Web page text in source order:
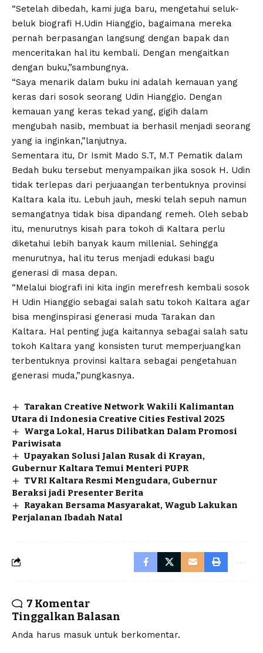
“Setelah dibedah, kami juga baru, mengetahui seluk-
beluk biografi H.Udin Hianggio, bagaimana mereka
pernah berpasangan langsung dengan bapak dan
menceritakan hal itu kembali. Dengan mengaitkan
dengan buku,”sambungnya.
“Saya menarik dalam buku ini adalah kemauan yang
keras dari sosok seorang Udin Hianggio. Dengan
kemauan yang keras tekad yang, gigih dalam
mengubah nasib, membuat ia berhasil menjadi seorang
yang ia inginkan,”lanjutnya.
Sementara itu, Dr Ismit Mado S.T, M.T Pematik dalam
Bedah buku tersebut menyampaikan jika sosok H. Udin
tidak terlepas dari perjuaangan terbentuknya provinsi
Kaltara kala itu. Lebuh jauh, meski telah sepuh namun
semangatnya tidak bisa dipandang remeh. Oleh sebab
itu, menurutnys kisah para tokoh di Kaltara perlu
diketahui lebih banyak kaum millenial. Sehingga
menurutnya, hal itu terus menjadi edukasi bagu
generasi di masa depan.
“Melalui biografi ini kita ingin merefresh kembali sosok
H Udin Hianggio sebagai salah satu tokoh Kaltara agar
bisa menginspirasi generasi muda Tarakan dan
Kaltara. Hal penting juga kaitannya sebagai salah satu
tokoh Kaltara yang konsisten turut memperjuangkan
terbentuknya provinsi kaltara sebagai pengetahuan
generasi muda,”pungkasnya.
Tarakan Creative Network Wakili Kalimantan
Utara di Indonesia Creative Cities Festival 2025
Warga Lokal, Harus Dilibatkan Dalam Promosi
Pariwisata
Upayakan Solusi Jalan Rusak di Krayan,
Gubernur Kaltara Temui Menteri PUPR
TVRI Kaltara Resmi Mengudara, Gubernur
Beraksi jadi Presenter Berita
Rayakan Bersama Masyarakat, Wagub Lakukan
Perjalanan Ibadah Natal
7 Komentar
Tinggalkan Balasan
Anda harus masuk untuk berkomentar.